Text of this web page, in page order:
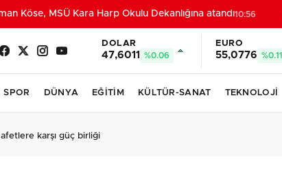
Köse, MSÜ Kara Harp Okulu Dekanlığına atandı10:56
DOLAR
47,6011 %0.06
EURO
55,0776 %0.11
SPOR DÜNYA EĞİTİM KÜLTÜR-SANAT TEKNOLOJİ
karşı güç birliği